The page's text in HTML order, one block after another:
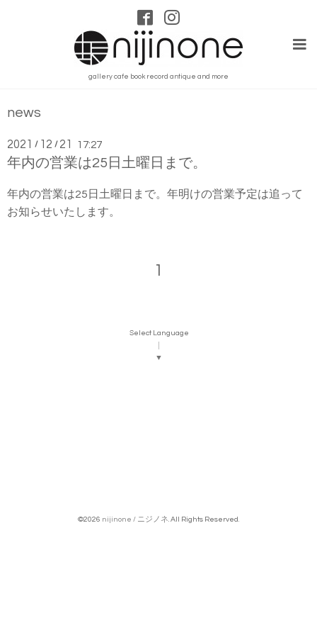
gallery cafe book record antique and more
news
2021 / 12 / 21 17:27
年内の営業は25日土曜日まで。
年内の営業は25日土曜日まで。年明けの営業予定は追って
お知らせいたします。
1
Select Language
▼
©2026 nijinone / ニジノネ . All Rights Reserved.